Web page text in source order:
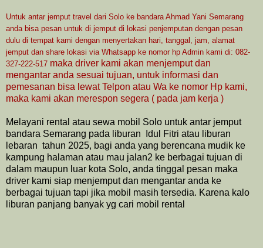
Untuk antar jemput travel dari Solo ke bandara Ahmad Yani Semarang
anda bisa pesan untuk di jemput di lokasi penjemputan dengan pesan
dulu di tempat kami dengan menyertakan hari, tanggal, jam, alamat
jemput dan share lokasi via Whatsapp ke nomor hp Admin kami di: 082-
327-222-517 maka driver kami akan menjemput dan
mengantar anda sesuai tujuan, untuk informasi dan
pemesanan bisa lewat Telpon atau Wa ke nomor Hp kami,
maka kami akan merespon segera ( pada jam kerja )
Melayani rental atau sewa mobil Solo untuk antar jemput
bandara Semarang pada liburan Idul Fitri atau liburan
lebaran tahun 2025, bagi anda yang berencana mudik ke
kampung halaman atau mau jalan2 ke berbagai tujuan di
dalam maupun luar kota Solo, anda tinggal pesan maka
driver kami siap menjemput dan mengantar anda ke
berbagai tujuan tapi jika mobil masih tersedia. Karena kalo
liburan panjang banyak yg cari mobil rental